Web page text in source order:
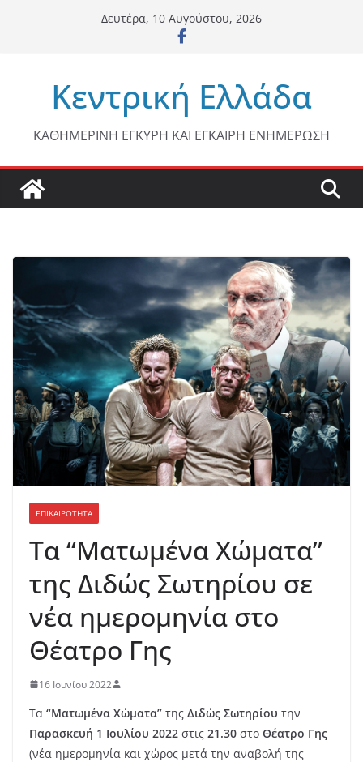
Δευτέρα, 10 Αυγούστου, 2026
Κεντρική Ελλάδα
ΚΑΘΗΜΕΡΙΝΗ ΕΓΚΥΡΗ ΚΑΙ ΕΓΚΑΙΡΗ ΕΝΗΜΕΡΩΣΗ
ΕΠΙΚΑΙΡΟΤΗΤΑ
Τα “Ματωμένα Χώματα”
της Διδώς Σωτηρίου σε
νέα ημερομηνία στο
Θέατρο Γης
16 Ιουνίου 2022
Τα “Ματωμένα Χώματα” της Διδώς Σωτηρίου την
Παρασκευή 1 Ιουλίου 2022 στις 21.30 στο Θέατρο Γης
(νέα ημερομηνία και χώρος μετά την αναβολή της